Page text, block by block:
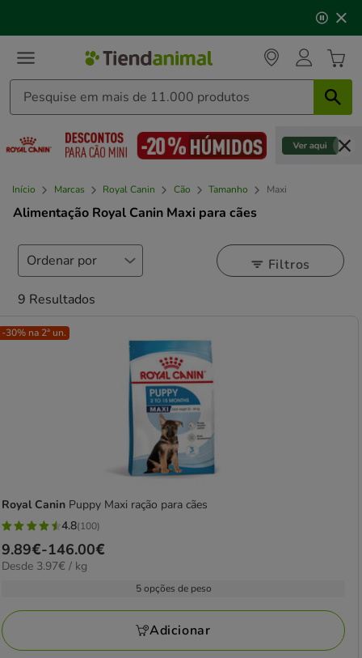
3,
mensagem,
Início Marcas Royal Canin Cão Tamanho Maxi
Alimentação Royal Canin Maxi para cães
Filtros
9 Resultados
-30% na 2ª un.
Royal Canin Puppy Maxi ração para cães
4.8
estrelas
com
avaliações
4.8(100)
Preço
de
146.00€
9.89€-146.00€
3.97€
Desde 3.97€ / kg
5 opções de peso
Adicionar